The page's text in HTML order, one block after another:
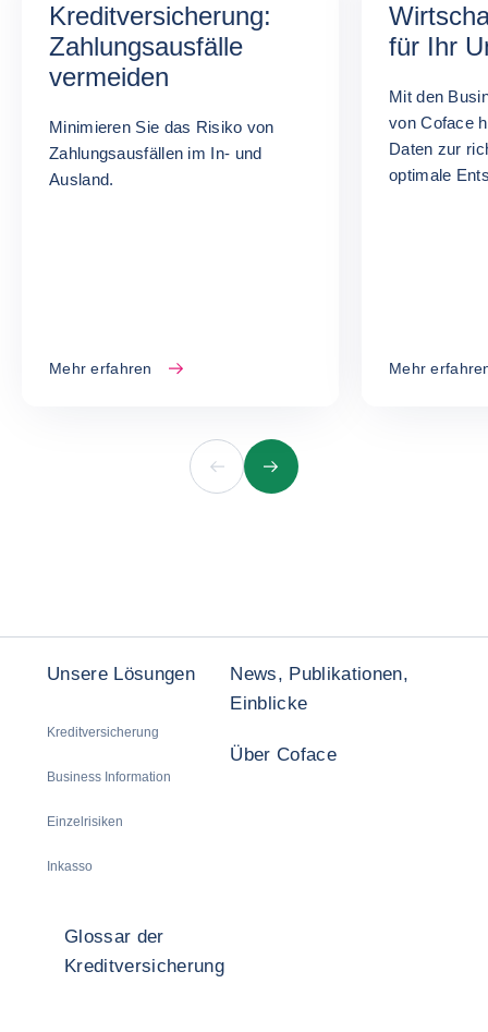
Kreditversicherung:
Zahlungsausfälle
vermeiden
Minimieren Sie das Risiko von
Zahlungsausfällen im In- und
Ausland.
Mehr erfahren
für Ihr
Mit den
von Coface
Daten zur
optimale
Mehr
VorherigeNächste
Unsere Lösungen
Kreditversicherung
Business Information
Einzelrisiken
Inkasso
News, Publikationen,
Einblicke
Über Coface
Glossar der
Kreditversicherung